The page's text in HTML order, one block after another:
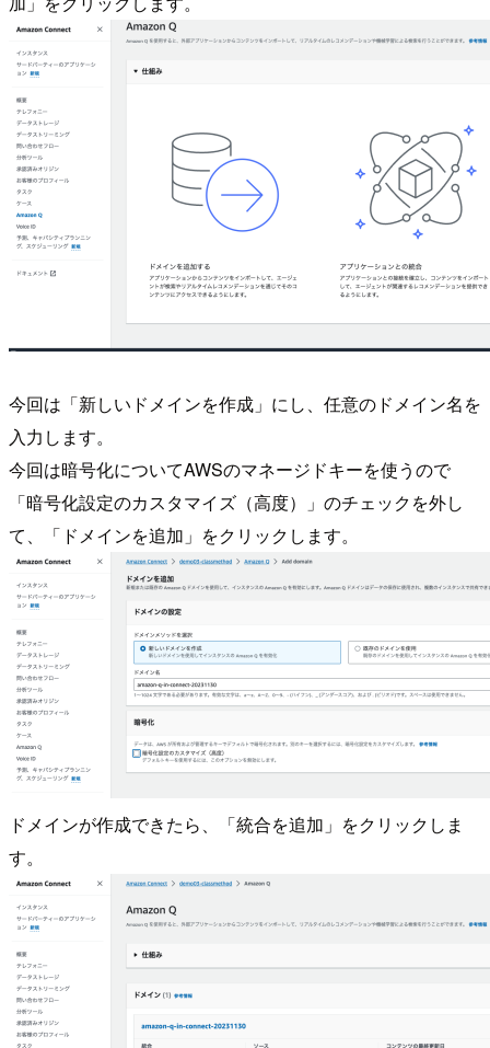
今回は「新しいドメインを作成」にし、任意のドメイン名を
入力します。
今回は暗号化についてAWSのマネージドキーを使うので
「暗号化設定のカスタマイズ（高度）」のチェックを外し
て、「ドメインを追加」をクリックします。
ドメインが作成できたら、「統合を追加」をクリックしま
す。